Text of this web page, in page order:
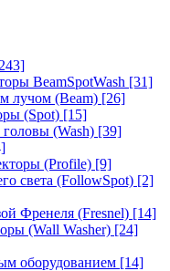
BeamSpotWash [31]
лучом (Beam) [26]
(Spot) [15]
(Wash) [39]
(Profile) [9]
света (FollowSpot) [2]
Френеля (Fresnel) [14]
(Wall Washer) [24]
оборудованием [14]